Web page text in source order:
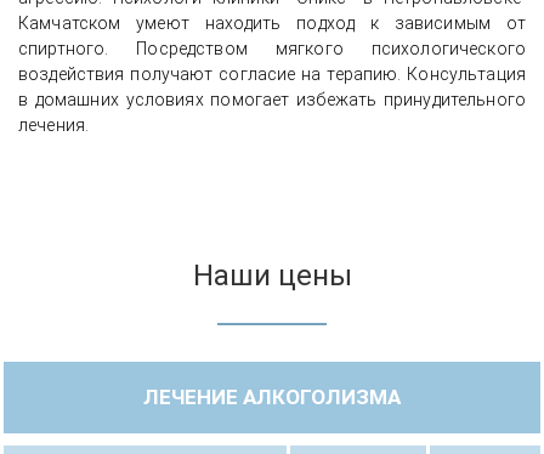
Камчатском умеют находить подход к зависимым от
спиртного. Посредством мягкого психологического
воздействия получают согласие на терапию. Консультация
в домашних условиях помогает избежать принудительного
лечения.
Наши цены
ЛЕЧЕНИЕ АЛКОГОЛИЗМА